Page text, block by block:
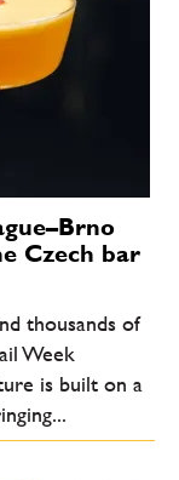
Czech bar
thousands of
Week
is built on a